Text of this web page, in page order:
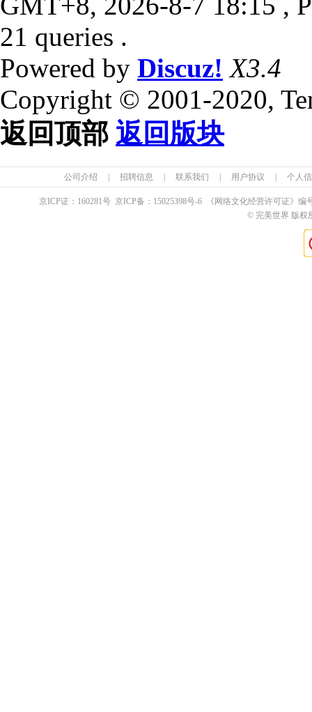
21 queries .
Powered by Discuz! X3.4
Copyright © 2001-2020,
返回顶部 返回版块
公司介绍 招聘信息 联系我们 用户协议 个人
京ICP证： 160281号 京ICP备： 15025398号-6 《网络文化经营许可证》编
© 完美世界 版权